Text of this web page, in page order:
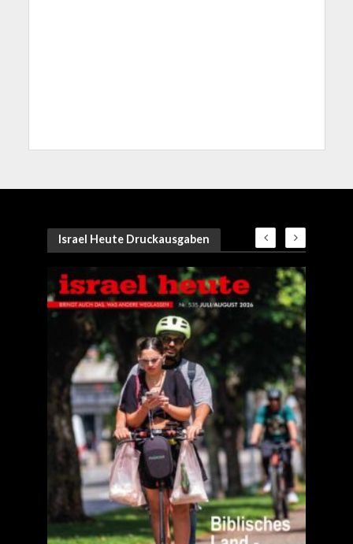
Israel Heute Druckausgaben